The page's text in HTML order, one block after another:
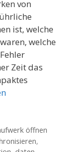
von
ist, welche
welche
Zeit das
öffnen
,